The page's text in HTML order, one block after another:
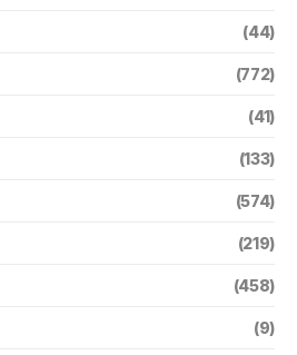
(44)
(772)
(41)
(133)
(574)
(219)
(458)
(9)